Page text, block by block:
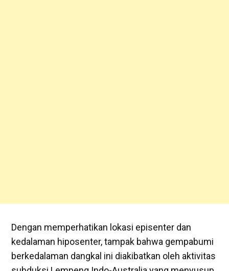
Dengan memperhatikan lokasi episenter dan
kedalaman hiposenter, tampak bahwa gempabumi
berkedalaman dangkal ini diakibatkan oleh aktivitas